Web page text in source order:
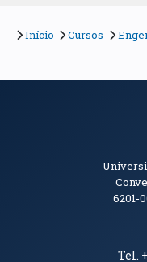
Início Cursos
6201-
Tel.